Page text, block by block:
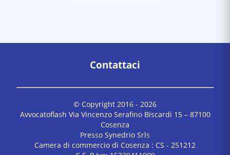
Contattaci
© Copyright 2016 - 2026
Avvocatoflash Via Vincenzo Serafino Biscardi 15 – 87100
Cosenza
Presso Synedrio Srls
Camera di commercio di Cosenza : CS - 251212